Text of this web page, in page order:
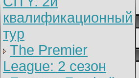
квалификационный
тур
The Premier
League: 2 cезон